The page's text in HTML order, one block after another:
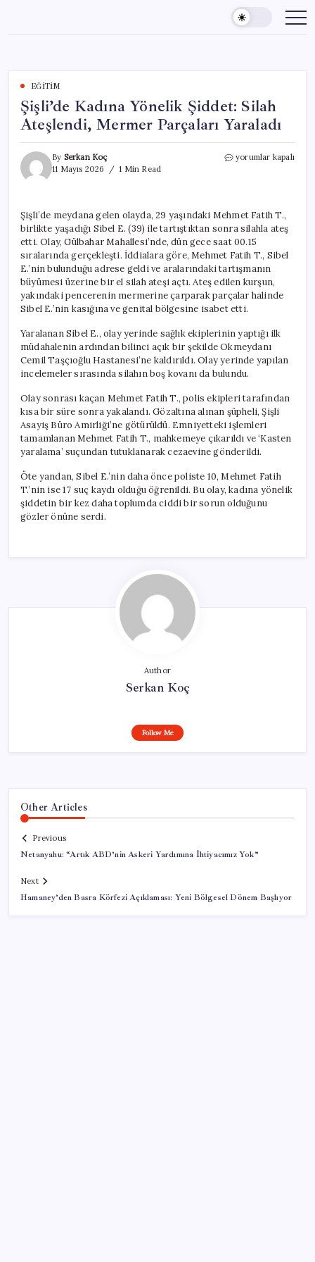
content
EĞITIM
Şişli’de Kadına Yönelik Şiddet: Silah
Ateşlendi, Mermer Parçaları Yaraladı
By Serkan Koç
11 Mayıs 2026
1 Min Read
Şişli’de
Ateşlendi,
Mermer
Parçaları
Yaraladı
yorumlar kapalı
Şişli’de meydana gelen olayda, 29 yaşındaki Mehmet Fatih T.,
birlikte yaşadığı Sibel E. (39) ile tartıştıktan sonra silahla ateş
etti. Olay, Gülbahar Mahallesi’nde, dün gece saat 00.15
sıralarında gerçekleşti. İddialara göre, Mehmet Fatih T., Sibel
E.’nin bulunduğu adrese geldi ve aralarındaki tartışmanın
büyümesi üzerine bir el silah ateşi açtı. Ateş edilen kurşun,
yakındaki pencerenin mermerine çarparak parçalar halinde
Sibel E.’nin kasığına ve genital bölgesine isabet etti.
Yaralanan Sibel E., olay yerinde sağlık ekiplerinin yaptığı ilk
müdahalenin ardından bilinci açık bir şekilde Okmeydanı
Cemil Taşçıoğlu Hastanesi’ne kaldırıldı. Olay yerinde yapılan
incelemeler sırasında silahın boş kovanı da bulundu.
Olay sonrası kaçan Mehmet Fatih T., polis ekipleri tarafından
kısa bir süre sonra yakalandı. Gözaltına alınan şüpheli, Şişli
Asayiş Büro Amirliği’ne götürüldü. Emniyetteki işlemleri
tamamlanan Mehmet Fatih T., mahkemeye çıkarıldı ve ‘Kasten
yaralama’ suçundan tutuklanarak cezaevine gönderildi.
Öte yandan, Sibel E.’nin daha önce poliste 10, Mehmet Fatih
T.’nin ise 17 suç kaydı olduğu öğrenildi. Bu olay, kadına yönelik
şiddetin bir kez daha toplumda ciddi bir sorun olduğunu
gözler önüne serdi.
Author
Serkan Koç
Follow Me
Other Articles
Previous
Netanyahu: “Artık ABD’nin Askeri Yardımına İhtiyacımız Yok”
Next
Hamaney’den Basra Körfezi Açıklaması: Yeni Bölgesel Dönem Başlıyor